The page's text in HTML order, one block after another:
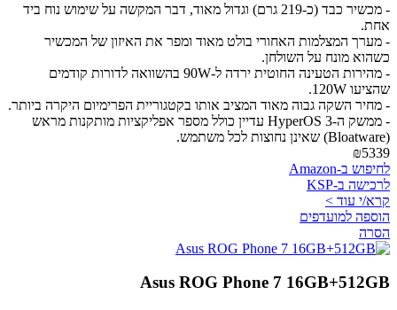
- מכשיר כבד (כ-219 גרם) וגדול מאוד, דבר המקשה על שימוש נוח ביד
אחת.
- מערך המצלמות האחורי בולט מאוד ומפר את האיזון של המכשיר
כשהוא מונח על השולחן.
- מהירות הטעינה החוטית ירדה ל-90W בהשוואה לדורות קודמים
שהציעו 120W.
- מחיר השקה גבוה מאוד המציב אותו בקטגוריית הפרימיום היקרה ביותר.
- ממשק ה-HyperOS 3 עדיין כולל מספר אפליקציות מותקנות מראש
(Bloatware) שאינן נחוצות לכל משתמש.
₪5339
לחיפוש ב-Amazon
לרכישה ב-KSP
קרא/י עוד >
הוספה למועדפים
הסרה
Asus ROG Phone 7 16GB+512GB